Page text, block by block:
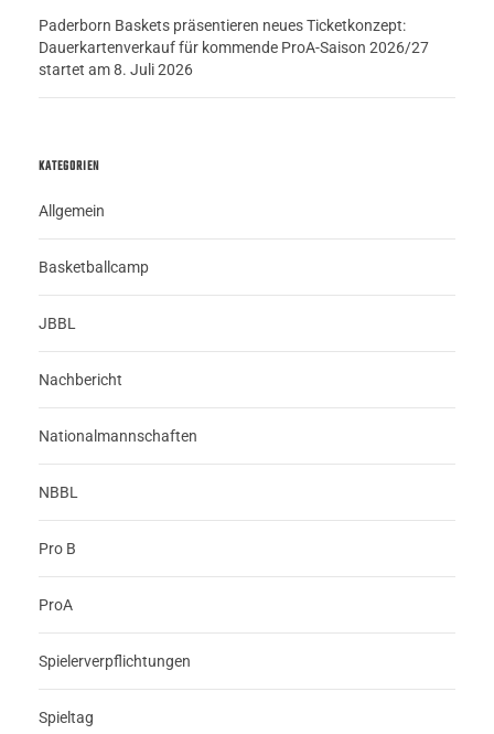
Paderborn Baskets präsentieren neues Ticketkonzept:
Dauerkartenverkauf für kommende ProA-Saison 2026/27
startet am 8. Juli 2026
KATEGORIEN
Allgemein
Basketballcamp
JBBL
Nachbericht
Nationalmannschaften
NBBL
Pro B
ProA
Spielerverpflichtungen
Spieltag